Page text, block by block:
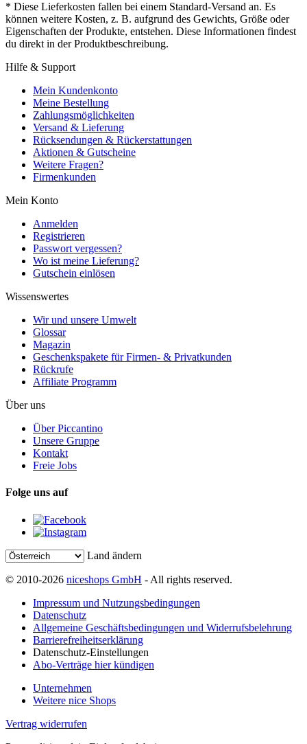
* Diese Lieferkosten fallen bei einem Standard-Versand an. Es
können weitere Kosten, z. B. aufgrund des Gewichts, Größe oder
Eigenschaften der Produkte, entstehen. Diese Informationen findest
du direkt in der Produktbeschreibung.
Hilfe & Support
Mein Kundenkonto
Meine Bestellung
Zahlungsmöglichkeiten
Versand & Lieferung
Rücksendungen & Rückerstattungen
Aktionen & Gutscheine
Weitere Fragen?
Firmenkunden
Mein Konto
Anmelden
Registrieren
Passwort vergessen?
Wo ist meine Lieferung?
Gutschein einlösen
Wissenswertes
Wir und unsere Umwelt
Glossar
Magazin
Geschenkspakete für Firmen- & Privatkunden
Rückrufe
Affiliate Programm
Über uns
Über Piccantino
Unsere Gruppe
Kontakt
Freie Jobs
Folge uns auf
Land ändern
© 2010-2026 niceshops GmbH - All rights reserved.
Impressum und Nutzungsbedingungen
Datenschutz
Allgemeine Geschäftsbedingungen und Widerrufsbelehrung
Barrierefreiheitserklärung
Datenschutz-Einstellungen
Abo-Verträge hier kündigen
Unternehmen
Weitere nice Shops
Vertrag widerrufen